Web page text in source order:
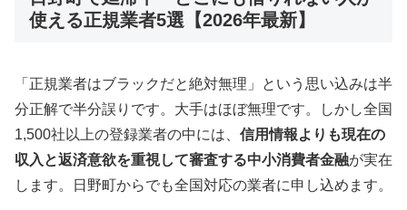
使える正規業者5選【2026年最新】
「正規業者はブラックだと絶対無理」という思い込みは半
分正解で半分誤りです。大手はほぼ無理です。しかし全国
1,500社以上の登録業者の中には、 信用情報よりも現在の
収入と返済意欲を重視して審査する中小消費者金融が実在
します。日野町からでも全国対応の業者に申し込めます。